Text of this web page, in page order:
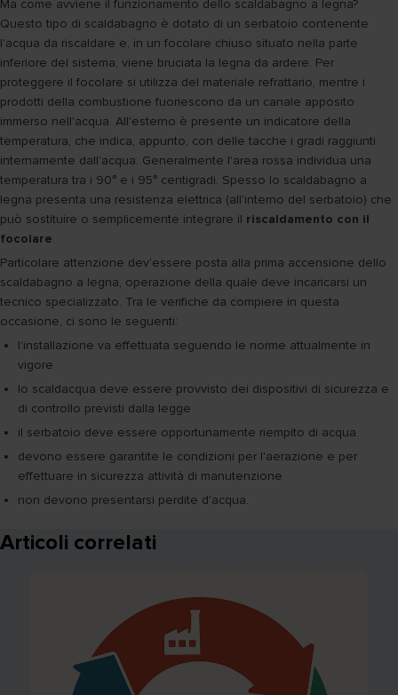
Ma come avviene il funzionamento dello scaldabagno a legna?
Questo tipo di scaldabagno è dotato di un serbatoio contenente
l'acqua da riscaldare e, in un focolare chiuso situato nella parte
inferiore del sistema, viene bruciata la legna da ardere. Per
proteggere il focolare si utilizza del materiale refrattario, mentre i
prodotti della combustione fuoriescono da un canale apposito
immerso nell'acqua. All'esterno è presente un indicatore della
temperatura, che indica, appunto, con delle tacche i gradi raggiunti
internamente dall'acqua. Generalmente l'area rossa individua una
temperatura tra i 90° e i 95° centigradi. Spesso lo scaldabagno a
legna presenta una resistenza elettrica (all'interno del serbatoio) che
può sostituire o semplicemente integrare il riscaldamento con il
focolare.
Particolare attenzione dev'essere posta alla prima accensione dello
scaldabagno a legna, operazione della quale deve incaricarsi un
tecnico specializzato. Tra le verifiche da compiere in questa
occasione, ci sono le seguenti:
l'installazione va effettuata seguendo le norme attualmente in
vigore
lo scaldacqua deve essere provvisto dei dispositivi di sicurezza e
di controllo previsti dalla legge
il serbatoio deve essere opportunamente riempito di acqua
devono essere garantite le condizioni per l'aerazione e per
effettuare in sicurezza attività di manutenzione
non devono presentarsi perdite d'acqua.
Articoli correlati